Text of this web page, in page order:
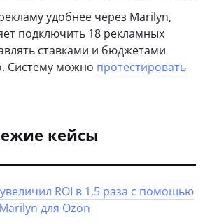
удобнее через Marilyn,
подключить 18 рекламных
ставками и бюджетами
Систему можно протестировать
кейсы
увеличил ROI в 1,5 раза с помощью
для Ozon